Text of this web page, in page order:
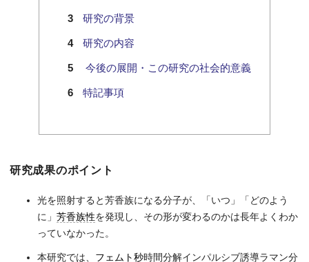
研究の背景
研究の内容
今後の展開・この研究の社会的意義
特記事項
研究成果のポイント
光を照射すると芳香族になる分子が、「いつ」「どのよう
に」 芳香族性を発現し、その形が変わるのかは長年よくわか
っていなかった。
本研究では、 フェムト秒時間分解インパルシブ誘導ラマン分